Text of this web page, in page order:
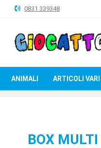
ANIMALI
BAMBOLE
0831 339348
ANIMALI ARTICOLI VARI
BOX